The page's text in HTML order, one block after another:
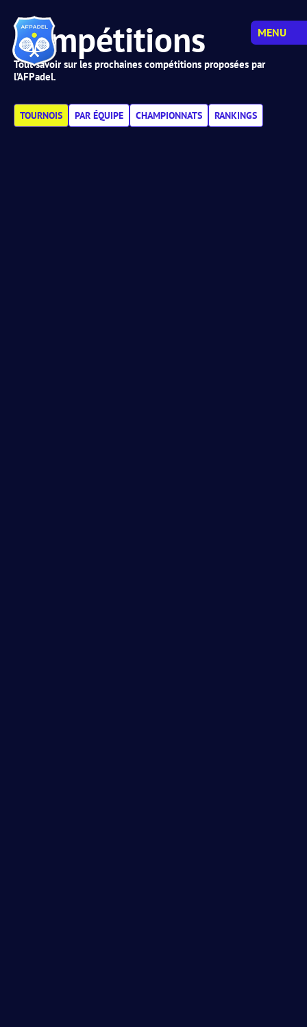
MENU
Compétitions
Tout savoir sur les prochaines compétitions proposées par
l’AFPadel.
TOURNOIS PAR ÉQUIPE CHAMPIONNATS RANKINGS